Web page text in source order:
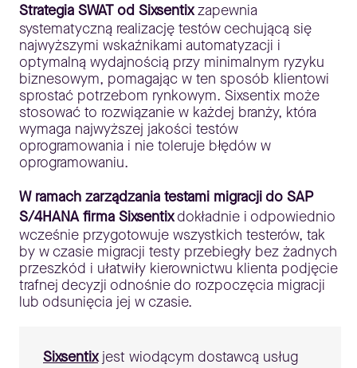
Strategia SWAT od Sixsentixzapewnia
systematyczną realizację testów cechującą się
najwyższymi wskaźnikami automatyzacji i
optymalną wydajnością przy minimalnym ryzyku
biznesowym, pomagając w ten sposób klientowi
sprostać potrzebom rynkowym. Sixsentix może
stosować to rozwiązanie w każdej branży, która
wymaga najwyższej jakości testów
oprogramowania i nie toleruje błędów w
oprogramowaniu.
W ramach zarządzania testami migracji do SAP
S/4HANA firma Sixsentixdokładnie i odpowiednio
wcześnie przygotowuje wszystkich testerów, tak
by w czasie migracji testy przebiegły bez żadnych
przeszkód i ułatwiły kierownictwu klienta podjęcie
trafnej decyzji odnośnie do rozpoczęcia migracji
lub odsunięcia jej w czasie.
Sixsentixjest wiodącym dostawcą usług